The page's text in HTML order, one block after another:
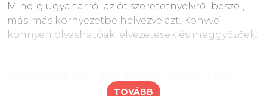
(gyerekkori) tapasztalataink alapján; annak
tudata, hogy a gyermek testileg-lelkileg
kiszolgáltatott a szüleinek
annak megfogalmazása, hogy értjük, vagy
Mindig ugyanarról az öt szeretetnyelvről beszél,
más-más környezetbe helyezve azt. Könyvei
könnyen olvashatóak, élvezetesek és meggyőzőek.
ezoterikus-spirituális tanító gondolkozik(ott) és
TOVÁBB